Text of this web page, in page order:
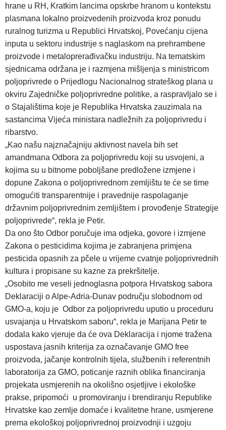
hrane u RH, Kratkim lancima opskrbe hranom u kontekstu
plasmana lokalno proizvedenih proizvoda kroz ponudu
ruralnog turizma u Republici Hrvatskoj, Povećanju cijena
inputa u sektoru industrije s naglaskom na prehrambene
proizvode i metaloprerađivačku industriju. Na tematskim
sjednicama održana je i razmjena mišljenja s ministricom
poljoprivrede o Prijedlogu Nacionalnog strateškog plana u
okviru Zajedničke poljoprivredne politike, a raspravljalo se i
o Stajalištima koje je Republika Hrvatska zauzimala na
sastancima Vijeća ministara nadležnih za poljoprivredu i
ribarstvo.
„Kao našu najznačajniju aktivnost navela bih set
amandmana Odbora za poljoprivredu koji su usvojeni, a
kojima su u bitnome poboljšane predložene izmjene i
dopune Zakona o poljoprivrednom zemljištu te će se time
omogućiti transparentnije i pravednije raspolaganje
državnim poljoprivrednim zemljištem i provođenje Strategije
poljoprivrede“, rekla je Petir.
Da ono što Odbor poručuje ima odjeka, govore i izmjene
Zakona o pesticidima kojima je zabranjena primjena
pesticida opasnih za pčele u vrijeme cvatnje poljoprivrednih
kultura i propisane su kazne za prekršitelje.
„Osobito me veseli jednoglasna potpora Hrvatskog sabora
Deklaraciji o Alpe-Adria-Dunav području slobodnom od
GMO-a, koju je Odbor za poljoprivredu uputio u proceduru
usvajanja u Hrvatskom saboru“, rekla je Marijana Petir te
dodala kako vjeruje da će ova Deklaracija i njome tražena
uspostava jasnih kriterija za označavanje GMO free
proizvoda, jačanje kontrolnih tijela, službenih i referentnih
laboratorija za GMO, poticanje raznih oblika financiranja
projekata usmjerenih na okolišno osjetljive i ekološke
prakse, pripomoći u promoviranju i brendiranju Republike
Hrvatske kao zemlje domaće i kvalitetne hrane, usmjerene
prema ekološkoj poljoprivrednoj proizvodnji i uzgoju